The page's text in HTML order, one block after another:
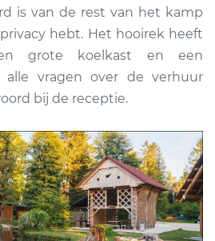
is van de rest van het kamp
hebt. Het hooirek heeft
grote koelkast en een
alle vragen over de verhuur
bij de receptie.